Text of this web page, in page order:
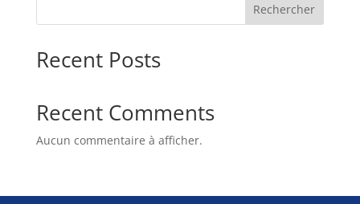
Rechercher
Recent Posts
Recent Comments
Aucun commentaire à afficher.